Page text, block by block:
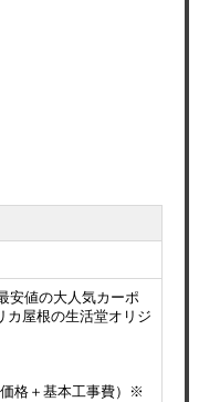
安値の大人気カーポ
カ屋根の生活堂オリジ
価格＋基本工事費）※